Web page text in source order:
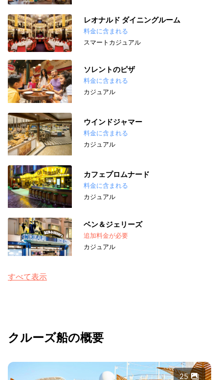
レオナルド ダイニングルーム
料金に含まれる
スマートカジュアル
ソレントのピザ
料金に含まれる
カジュアル
ウインドジャマー
料金に含まれる
カジュアル
カフェプロムナード
料金に含まれる
カジュアル
ベン＆ジェリーズ
追加料金が必要
カジュアル
すべて表示
クルーズ船の概要
25